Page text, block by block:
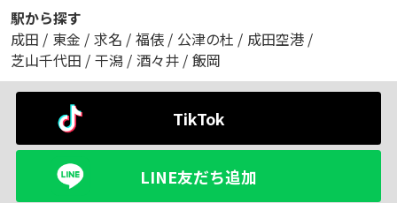
駅から探す
成田 / 東金 / 求名 / 福俵 / 公津の杜 / 成田空港 /
芝山千代田 / 干潟 / 酒々井 / 飯岡
TikTok
LINE友だち追加